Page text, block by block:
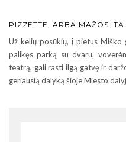
PIZZETTE, ARBA MAŽOS
Už kelių posūkių, į pietus Miško
palikęs parką su dvaru,
teatrą, gali rasti ilgą gatvę ir
geriausią dalyką šioje Miesto